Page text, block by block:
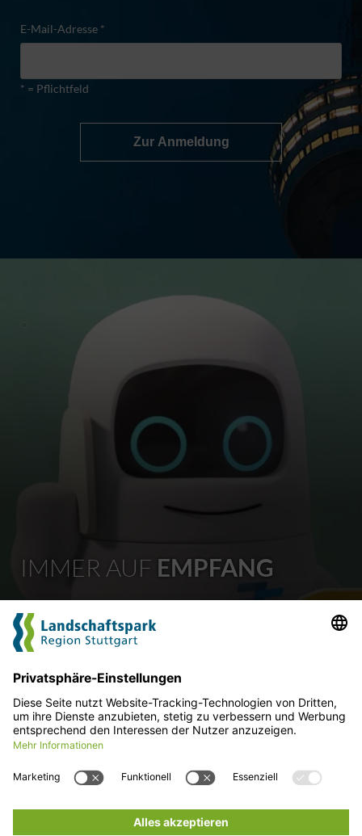
Für mehr News
hier entlang!
E-Mail-Adresse *
* = Pflichtfeld
Zur Anmeldung
IMMER AUF EMPFANG
Sie benötigen weitere Informationen, haben Fragen
oder wollen uns etwas mitteilen? Dann melden Sie sich
gerne. Wir freuen uns über Ihre Nachricht.
Kontaktieren Sie uns